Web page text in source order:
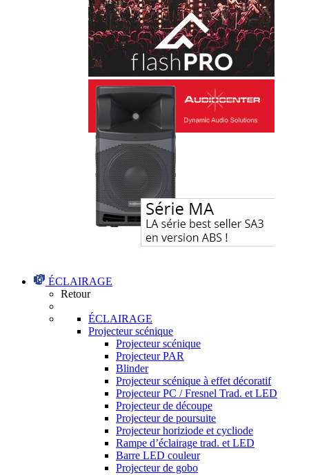
ÉCLAIRAGE
Retour
ÉCLAIRAGE
Projecteur scénique
Projecteur scénique
Projecteur PAR
Blinder
Projecteur scénique à effet décoratif
Projecteur PC / Fresnel Trad. et LED
Projecteur de découpe
Projecteur de poursuite
Projecteur horiziode et cycliode
Rampe d’éclairage trad. et LED
Barre LED couleur
Projecteur de gobo